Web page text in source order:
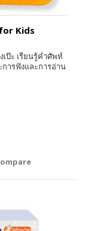
Kids
ป๊ะ เรียนรู้คำศัพท์
ารฟังและการอ่าน